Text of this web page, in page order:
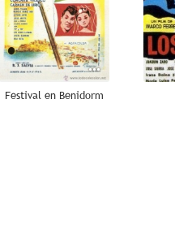
Festival en Benidorm